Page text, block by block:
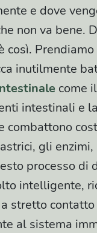
e dove
non va bene.
così.
inutilmente
come
intestinali e
gli
processo di
intelligente,
stretto
al sistema